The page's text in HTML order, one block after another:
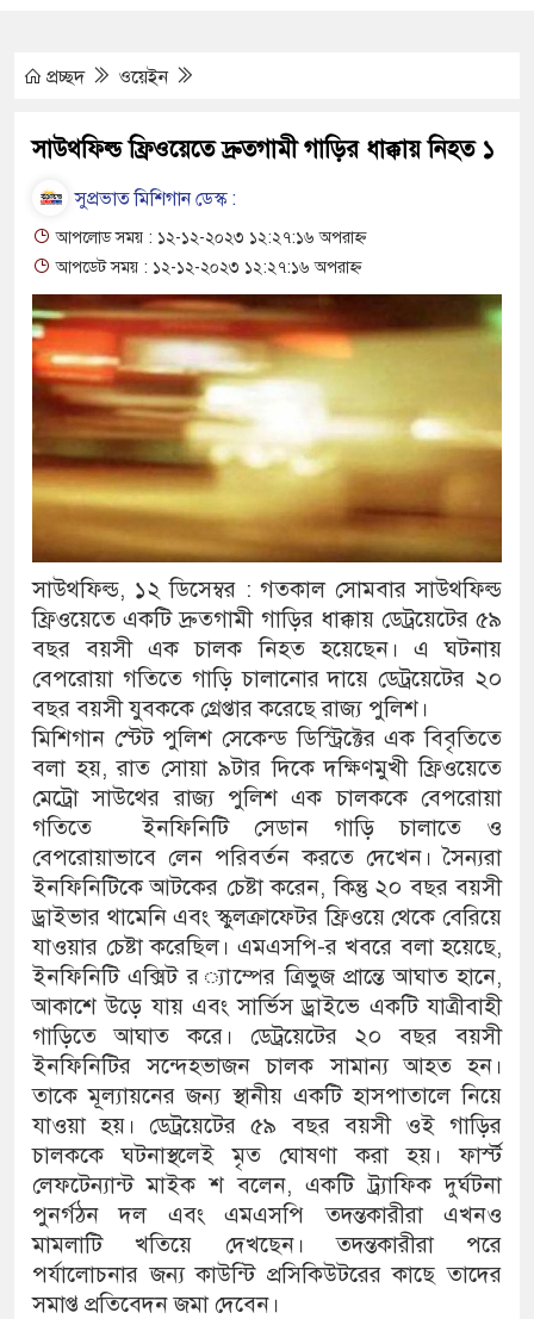
প্রচ্ছদ ওয়েইন
সাউথফিল্ড ফ্রিওয়েতে দ্রুতগামী গাড়ির ধাক্কায় নিহত ১
সুপ্রভাত মিশিগান ডেস্ক :
আপলোড সময় : ১২-১২-২০২৩ ১২:২৭:১৬ অপরাহ্ন
আপডেট সময় : ১২-১২-২০২৩ ১২:২৭:১৬ অপরাহ্ন
সাউথফিল্ড, ১২ ডিসেম্বর : গতকাল সোমবার সাউথফিল্ড
ফ্রিওয়েতে একটি দ্রুতগামী গাড়ির ধাক্কায় ডেট্রয়েটের ৫৯
বছর বয়সী এক চালক নিহত হয়েছেন। এ ঘটনায়
বেপরোয়া গতিতে গাড়ি চালানোর দায়ে ডেট্রয়েটের ২০
বছর বয়সী যুবককে গ্রেপ্তার করেছে রাজ্য পুলিশ।
মিশিগান স্টেট পুলিশ সেকেন্ড ডিস্ট্রিক্টের এক বিবৃতিতে
বলা হয়, রাত সোয়া ৯টার দিকে দক্ষিণমুখী ফ্রিওয়েতে
মেট্রো সাউথের রাজ্য পুলিশ এক চালককে বেপরোয়া
গতিতে ইনফিনিটি সেডান গাড়ি চালাতে ও
বেপরোয়াভাবে লেন পরিবর্তন করতে দেখেন। সৈন্যরা
ইনফিনিটিকে আটকের চেষ্টা করেন, কিন্তু ২০ বছর বয়সী
ড্রাইভার থামেনি এবং স্কুলক্রাফ্টের ফ্রিওয়ে থেকে বেরিয়ে
যাওয়ার চেষ্টা করেছিল। এমএসপি-র খবরে বলা হয়েছে,
ইনফিনিটি এক্সিট র ্যাম্পের ত্রিভুজ প্রান্তে আঘাত হানে,
আকাশে উড়ে যায় এবং সার্ভিস ড্রাইভে একটি যাত্রীবাহী
গাড়িতে আঘাত করে। ডেট্রয়েটের ২০ বছর বয়সী
ইনফিনিটির সন্দেহভাজন চালক সামান্য আহত হন।
তাকে মূল্যায়নের জন্য স্থানীয় একটি হাসপাতালে নিয়ে
যাওয়া হয়। ডেট্রয়েটের ৫৯ বছর বয়সী ওই গাড়ির
চালককে ঘটনাস্থলেই মৃত ঘোষণা করা হয়। ফার্স্ট
লেফটেন্যান্ট মাইক শ বলেন, একটি ট্র্যাফিক দুর্ঘটনা
পুনর্গঠন দল এবং এমএসপি তদন্তকারীরা এখনও
মামলাটি খতিয়ে দেখছেন। তদন্তকারীরা পরে
পর্যালোচনার জন্য কাউন্টি প্রসিকিউটরের কাছে তাদের
সমাপ্ত প্রতিবেদন জমা দেবেন।